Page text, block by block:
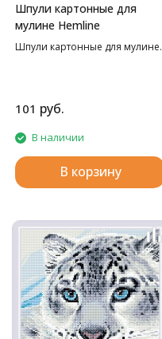
Шпули картонные для
мулине Hemline
Шпули картонные для мулине.
101 руб.
В наличии
В корзину